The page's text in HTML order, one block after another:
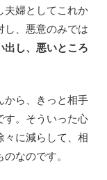
夫婦としてこれか
し、悪意のみでは
出し、悪いところ
から、きっと相手
す。そういった心
々に減らして、相
なのです。